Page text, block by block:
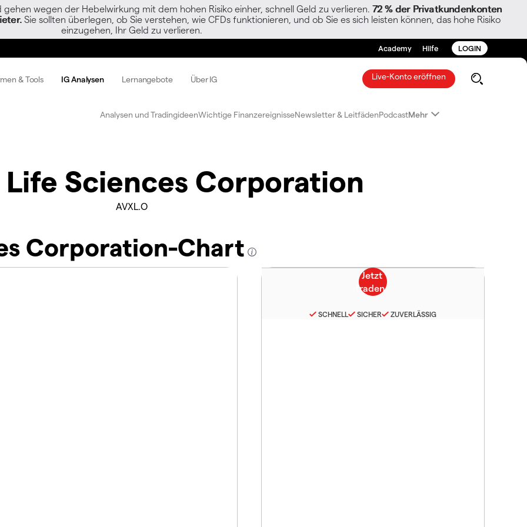
wegen der Hebelwirkung mit dem hohen Risiko einher, schnell Geld zu verlieren. 72 % der Privatkundenkonten
Sie sollten überlegen, ob Sie verstehen, wie CFDs funktionieren, und ob Sie es sich leisten können, das hohe Risiko
einzugehen, Ihr Geld zu verlieren.
Academy Hilfe LOGIN
& Tools IG Analysen Lernangebote Über IG Live-Konto eröffnen
Analysen und TradingideenWichtige FinanzereignisseNewsletter & LeitfädenPodcastMehr
Life Sciences Corporation
AVXL.O
Corporation-Chart
SCHNELL SICHER ZUVERLÄSSIG